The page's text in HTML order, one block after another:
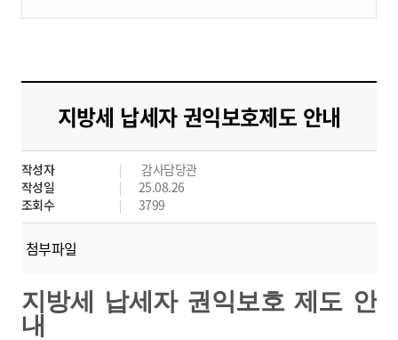
지방세 납세자 권익보호제도 안내
작성자
감사담당관
작성일
25.08.26
조회수
3799
첨부파일
지방세 납세자 권익보호 제도 안
내